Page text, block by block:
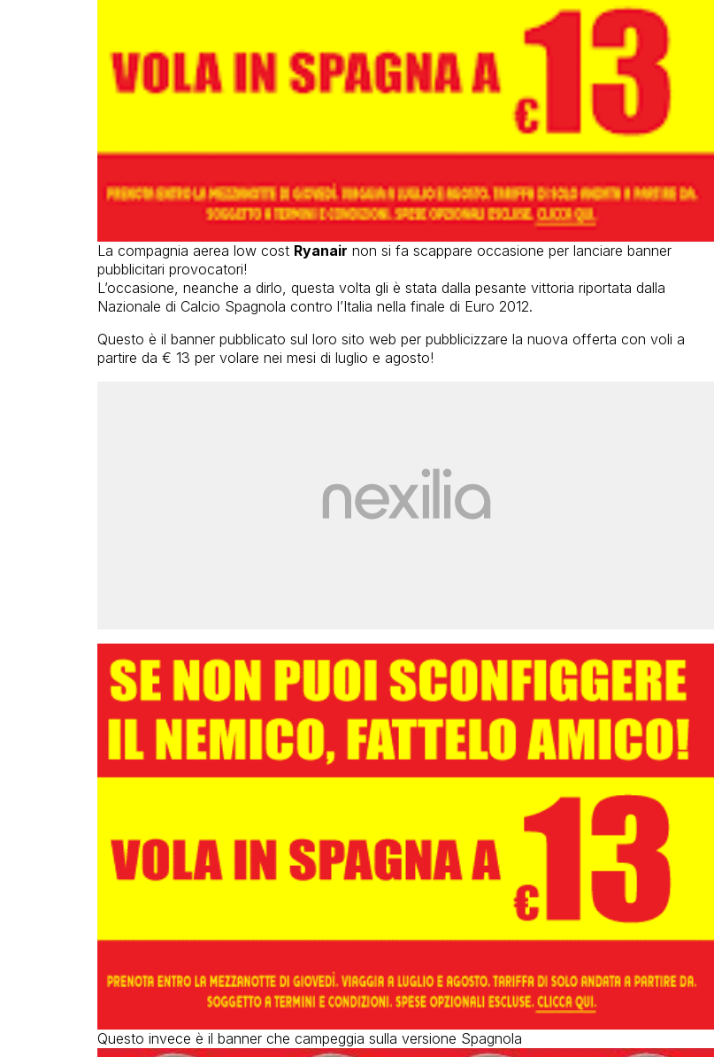
La compagnia aerea low cost Ryanair non si fa scappare occasione per lanciare banner
pubblicitari provocatori!
L’occasione, neanche a dirlo, questa volta gli è stata dalla pesante vittoria riportata dalla
Nazionale di Calcio Spagnola contro l’Italia nella finale di Euro 2012.
Questo è il banner pubblicato sul loro sito web per pubblicizzare la nuova offerta con voli a
partire da € 13 per volare nei mesi di luglio e agosto!
Questo invece è il banner che campeggia sulla versione Spagnola